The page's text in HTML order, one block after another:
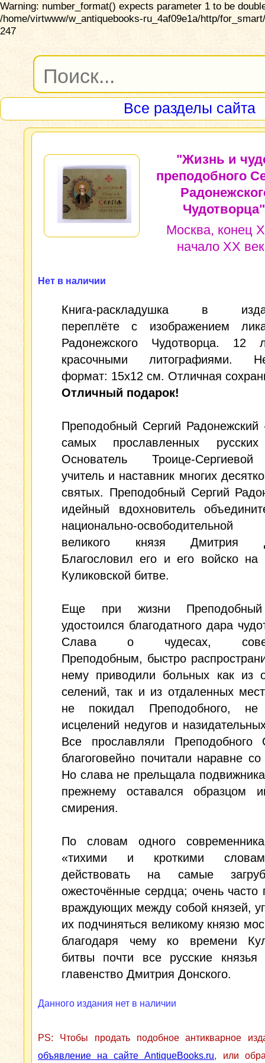
Warning: number_format() expects parameter 1 to be
/home/virtwww/w_antiquebooks-ru_4af09e1a/http/
247
Все разделы сайта
"Жизнь и
преподобного
Москва, конец
начало XX
Нет в наличии
Книга-раскладушка в
переплёте с изображением
Радонежского Чудотворца. 12
красочными литографиями.
формат: 15x12 см. Отличная
Отличный подарок!
Преподобный Сергий Радонежский
самых прославленных
Основатель Троице-
учитель и наставник многих
святых. Преподобный Сергий
идейный вдохновитель
национально-освободительной
великого князя Дмитрия
Благословил его и его войско на
Куликовской битве.
Еще при жизни
удостоился благодатного дара
Слава о чудесах,
Преподобным, быстро
нему приводили больных как из
селений, так и из отдаленных
не покидал Преподобного, не
исцелений недугов и
Все прославляли Преподобного
благоговейно почитали наравне
Но слава не прельщала
прежнему оставался образцом
смирения.
По словам одного
«тихими и кроткими
действовать на самые
ожесточённые сердца; очень часто
враждующих между собой князей,
их подчиняться великому князю
благодаря чему ко времени
битвы почти все русские князья
главенство Дмитрия Донского.
Данного издания нет в наличии
PS: Чтобы продать подобное антикварное
объявление на сайте AntiqueBooks.ru, или